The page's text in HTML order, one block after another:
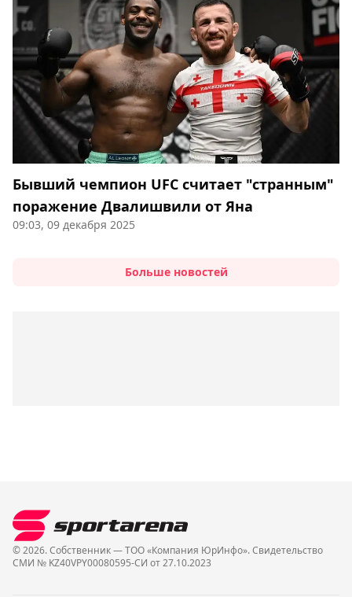
Бывший чемпион UFC считает "странным"
поражение Двалишвили от Яна
09:03, 09 декабря 2025
Больше новостей
© 2026. Собственник — ТОО «Компания ЮрИнфо». Cвидетельство
СМИ № KZ40VPY00080595-СИ от 27.10.2023